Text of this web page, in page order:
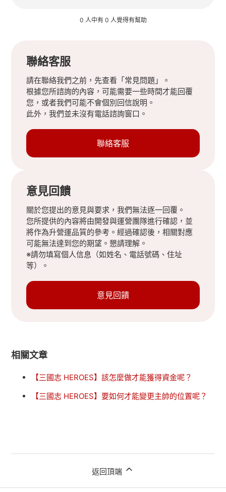
0 人中有 0 人覺得有幫助
聯絡客服
請在聯絡我們之前，先查看「常見問題」。
根據您所諮詢的內容，可能需要一些時間才能回覆
您，或者我們可能不會個別回信說明。
此外，我們並未沒有電話諮詢窗口。
聯絡客服
意見回饋
關於您提出的意見與要求，我們無法逐一回覆。
您所提供的內容將由開發與運營團隊進行確認，並
將作為升營運品質的參考。經過確認後，相關對應
可能無法達到您的期望。懇請理解。
※請勿填寫個人信息（如姓名、電話號碼、住址
等）。
意見回饋
相關文章
【三國志 HEROES】該怎麼做才能獲得資金呢？
【三國志 HEROES】要如何才能變更主帥的位置呢？
返回頂端